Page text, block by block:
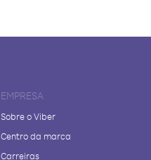
EMPRESA
Sobre o Viber
Centro da marca
Carreiras